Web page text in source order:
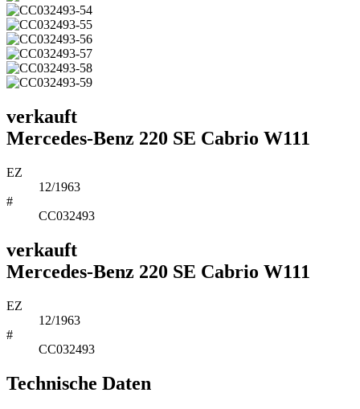
verkauft
Mercedes-Benz 220 SE Cabrio W111
EZ
12/1963
#
CC032493
verkauft
Mercedes-Benz 220 SE Cabrio W111
EZ
12/1963
#
CC032493
Technische Daten